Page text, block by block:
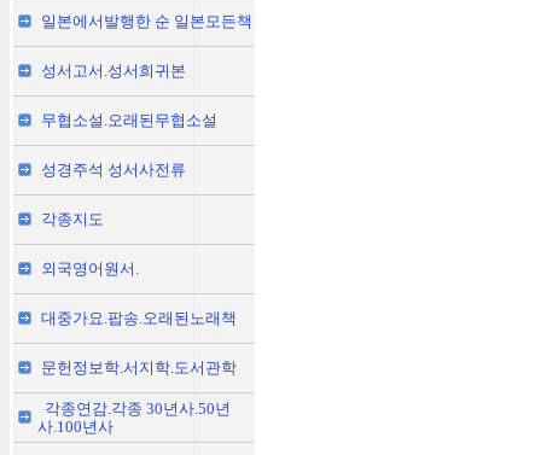
일본에서발행한 순 일본모든책
성서고서.성서희귀본
무협소설.오래된무협소설
성경주석 성서사전류
각종지도
외국영어원서.
대중가요.팝송.오래된노래책
문헌정보학.서지학.도서관학
각종연감.각종 30년사.50년
사.100년사